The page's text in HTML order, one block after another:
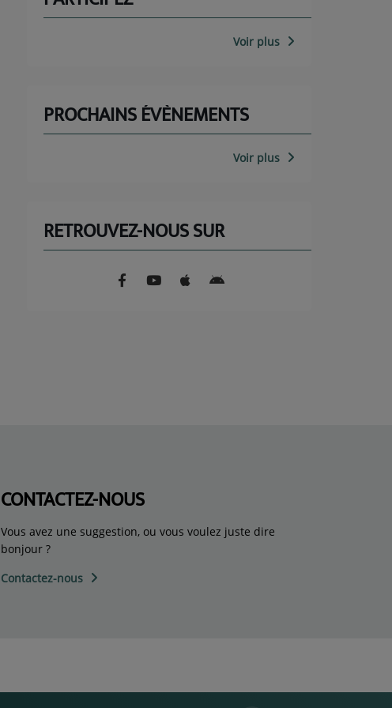
Voir plus
PROCHAINS ÉVÈNEMENTS
Voir plus
RETROUVEZ-NOUS SUR
CONTACTEZ-NOUS
Vous avez une suggestion, ou vous voulez juste dire
bonjour ?
Contactez-nous